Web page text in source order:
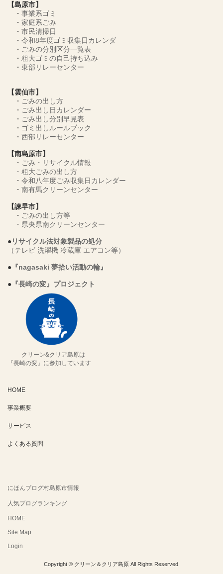
【島原市】
・ 事業系ゴミ
・ 家庭系ごみ
・ 市民清掃日
・ 令和8年度ゴミ収集日カレンダ
・ ごみの分別区分一覧表
・ 粗大ゴミの自己持ち込み
・ 東部リレーセンター
【雲仙市】
・ ごみの出し方
・ ごみ出し日カレンダー
・ ごみ出し分別早見表
・ ゴミ出しルールブック
・ 西部リレーセンター
【南島原市】
・ ごみ・リサイクル情報
・ 粗大ごみの出し方
・ 令和八年度ごみ収集日カレンダー
・ 南有馬クリーンセンター
【諫早市】
・ ごみの出し方等
・ 県央県南クリーンセンター
●リサイクル法対象製品の処分
（テレビ 洗濯機 冷蔵庫 エアコン等）
● 『nagasaki 夢拾い活動の輪』
● 『長崎の変』プロジェクト
クリーン&クリア島原は
『長崎の変』に参加しています
HOME
事業概要
サービス
よくある質問
にほんブログ村島原市情報
人気ブログランキング
HOME
Site Map
Login
Copyright © クリーン＆クリア島原 All Rights Reserved.